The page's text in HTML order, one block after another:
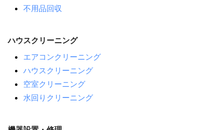
不用品回収
ハウスクリーニング
エアコンクリーニング
ハウスクリーニング
空室クリーニング
水回りクリーニング